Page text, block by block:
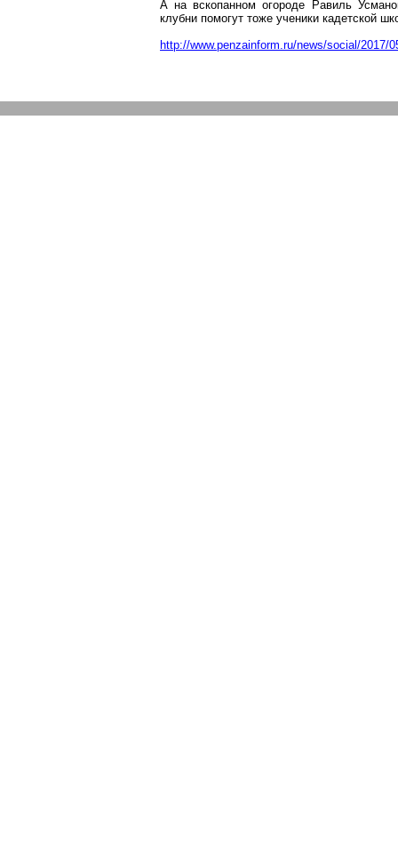
А на вскопанном огороде Равиль
клубни помогут тоже ученики кадетской
http://www.penzainform.ru/news/social/2017/